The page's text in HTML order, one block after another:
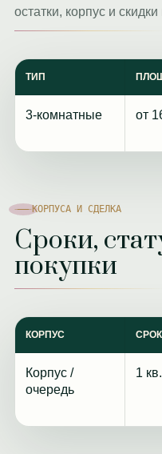
остатки, корпус и
ТИП
3-комнатные от
КОРПУСА И СДЕЛКА
Сроки,
покупки
КОРПУС СРОК
Корпус /
очередь
1